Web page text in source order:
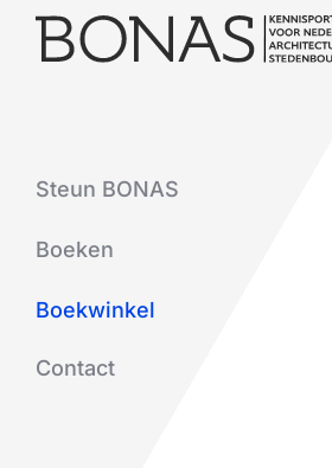
Steun BONAS
Boeken
Boekwinkel
Contact